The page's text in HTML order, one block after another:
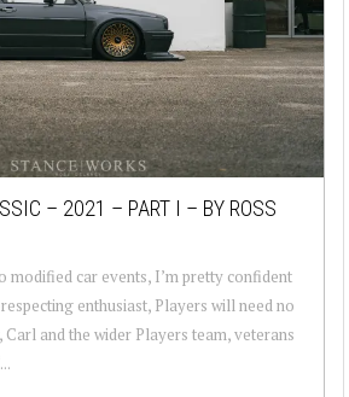
– 2021 – PART I – BY ROSS
modified car events, I’m pretty confident
enthusiast, Players will need no
Carl and the wider Players team, veterans